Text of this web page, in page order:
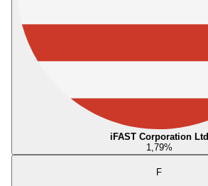
iFAST Corporation Ltd
1,79%
F